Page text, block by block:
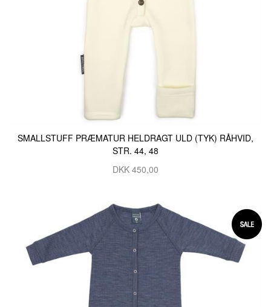
SMALLSTUFF PRÆMATUR HELDRAGT ULD (TYK) RÅHVID,
STR. 44, 48
DKK 450,00